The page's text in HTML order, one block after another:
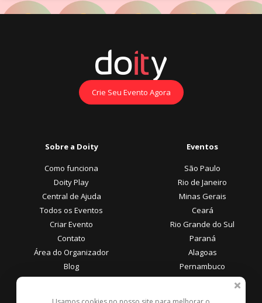
Crie Seu Evento Agora
Sobre a Doity
Como funciona
Doity Play
Central de Ajuda
Todos os Eventos
Criar Evento
Contato
Área do Organizador
Blog
Eventos
São Paulo
Rio de Janeiro
Minas Gerais
Ceará
Rio Grande do Sul
Paraná
Alagoas
Pernambuco
Área do Participante Formas de Pagamento